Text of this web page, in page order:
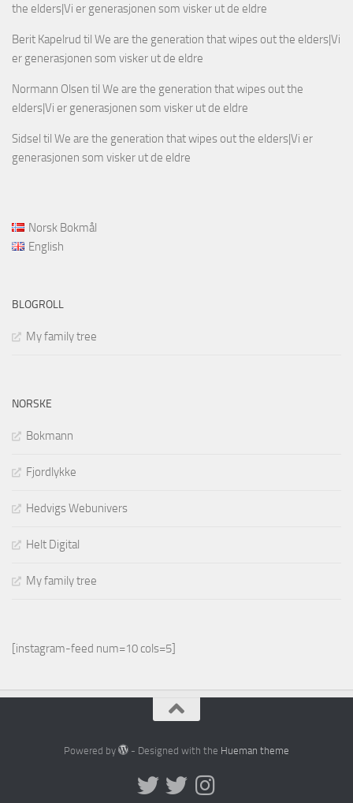
the elders|Vi er generasjonen som visker ut de eldre
Berit Kapelrud til We are the generation that wipes out the elders|Vi
er generasjonen som visker ut de eldre
Normann Olsen til We are the generation that wipes out the
elders|Vi er generasjonen som visker ut de eldre
Sidsel til We are the generation that wipes out the elders|Vi er
generasjonen som visker ut de eldre
Norsk Bokmål
English
BLOGROLL
My family tree
NORSKE
Bokmann
Fjordlykke
Hedvigs Webunivers
Helt Digital
My family tree
[instagram-feed num=10 cols=5]
Powered by - Designed with the Hueman theme